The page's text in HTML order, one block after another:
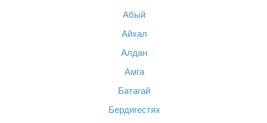
Абый
Айхал
Алдан
Амга
Батагай
Бердигестях